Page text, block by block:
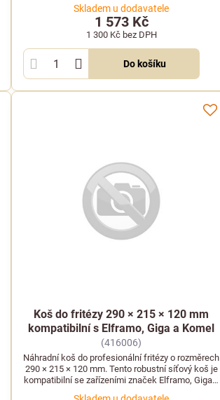
Skladem u dodavatele
1 573 Kč
1 300 Kč bez DPH
Do košíku
Koš do fritézy 290 × 215 × 120 mm
kompatibilní s Elframo, Giga a Komel
(416006)
Náhradní koš do profesionální fritézy o rozměrech
290 × 215 × 120 mm. Tento robustní síťový koš je
kompatibilní se zařízeními značek Elframo, Giga a